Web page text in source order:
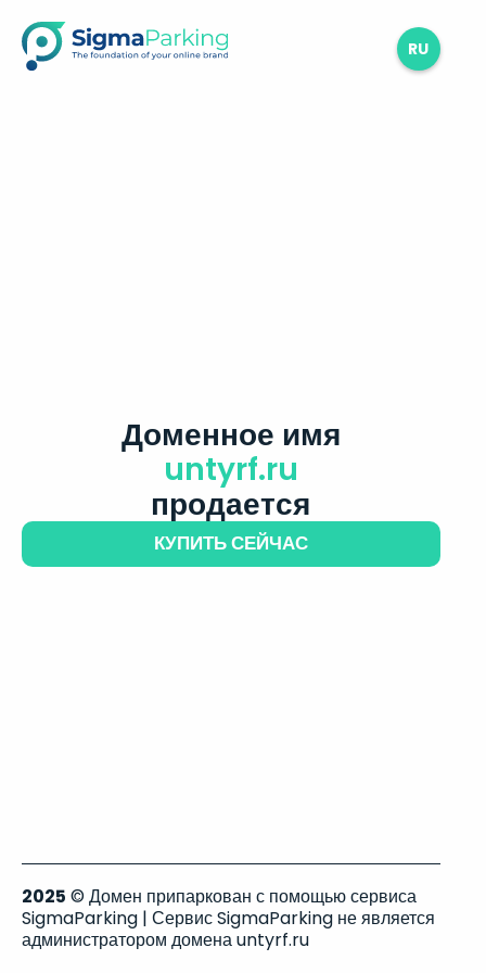
RU
Доменное имя
untyrf.ru
продается
КУПИТЬ СЕЙЧАС
2025 © Домен припаркован с помощью сервиса
SigmaParking | Сервис SigmaParking не является
администратором домена untyrf.ru